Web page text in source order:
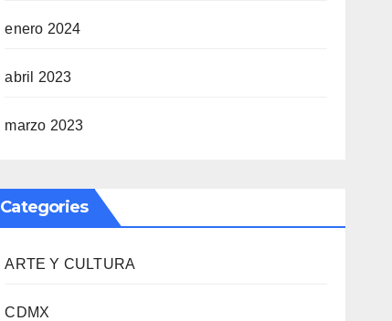
enero 2024
abril 2023
marzo 2023
Categories
ARTE Y CULTURA
CDMX